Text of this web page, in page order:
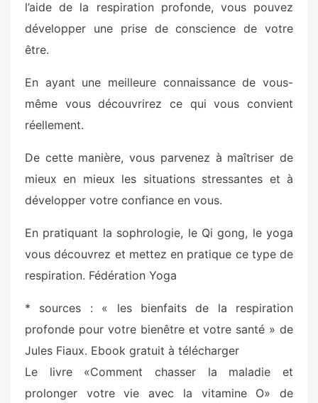
l’aide de la respiration profonde, vous pouvez
développer une prise de conscience de votre
être.
En ayant une meilleure connaissance de vous-
même vous découvrirez ce qui vous convient
réellement.
De cette manière, vous parvenez à maîtriser de
mieux en mieux les situations stressantes et à
développer votre confiance en vous.
En pratiquant la sophrologie, le Qi gong, le yoga
vous découvrez et mettez en pratique ce type de
respiration. Fédération Yoga
* sources : « les bienfaits de la respiration
profonde pour votre bienêtre et votre santé » de
Jules Fiaux. Ebook gratuit à télécharger
Le livre «Comment chasser la maladie et
prolonger votre vie avec la vitamine O» de